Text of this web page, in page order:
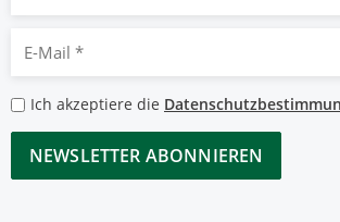
Mail
*
Datenschutzbestimmungen
*
Ich akzeptiere die
CAPTCHA